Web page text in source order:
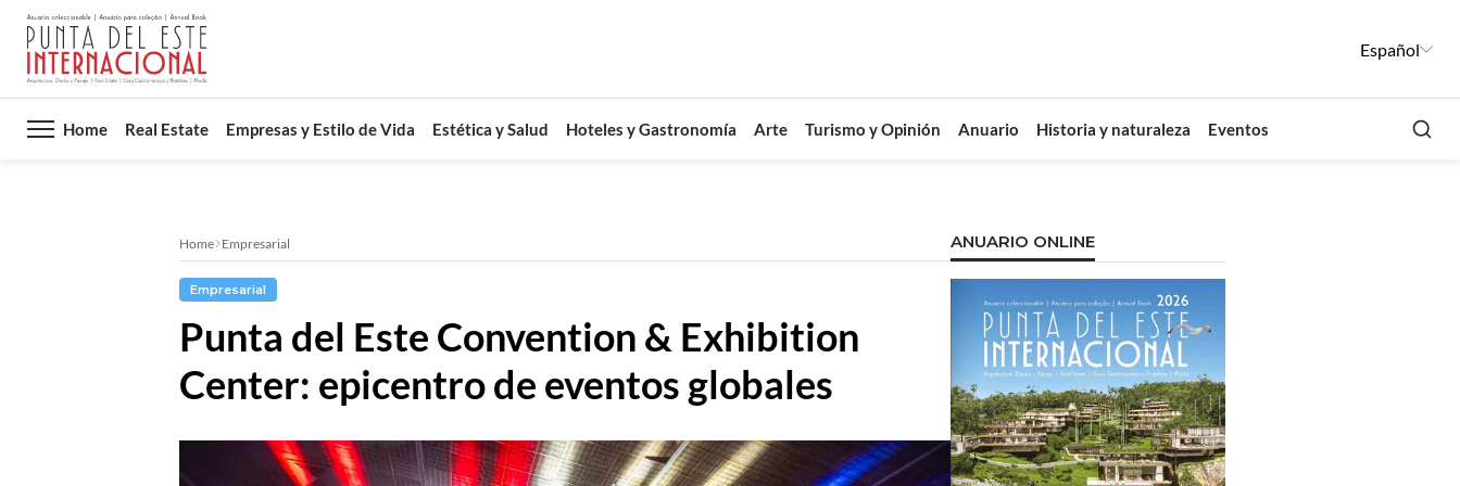
Español
Home Real Estate Empresas y Estilo de Vida Estética y Salud Hoteles y Gastronomía Arte Turismo y Opinión Anuario Historia y naturaleza Eventos Buscar
Home Empresarial
Empresarial
Punta del Este Convention & Exhibition
Center: epicentro de eventos globales
ANUARIO ONLINE